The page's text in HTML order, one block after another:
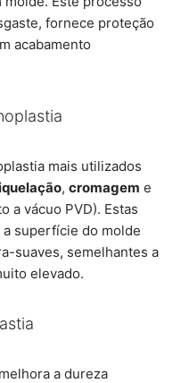
fornece proteção
acabamento
mais utilizados
, cromagem e
a vácuo PVD). Estas
superfície do molde
suaves, semelhantes a
elevado.
a dureza